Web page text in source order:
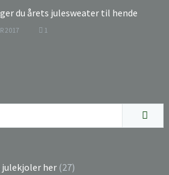
du årets julesweater til hende
2017 1
julekjoler her (27)